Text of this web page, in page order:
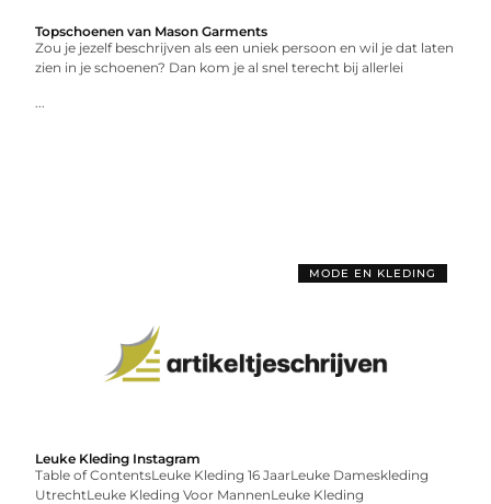
Topschoenen van Mason Garments
Zou je jezelf beschrijven als een uniek persoon en wil je dat laten
zien in je schoenen? Dan kom je al snel terecht bij allerlei
...
MODE EN KLEDING
Leuke Kleding Instagram
Table of ContentsLeuke Kleding 16 JaarLeuke Dameskleding
UtrechtLeuke Kleding Voor MannenLeuke Kleding